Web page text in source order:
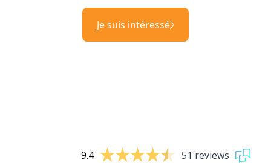
Je suis intéressé
9.4 51 reviews